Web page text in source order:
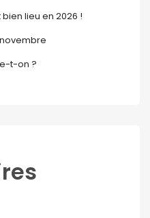
lieu en 2026 !
t-on ?